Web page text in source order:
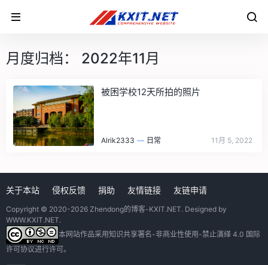
月度归档： 2022年11月
被困学校12天所拍的照片
Alrik2333 — 日常 11月 5, 2022
关于本站 侵权反馈 捐助 友情链接 友链申请
Copyright © 2020-2026 Zhendong的博客-KXIT.NET. Designed by
WWW.KXIT.NET.
本网站作品采用知识共享署名-非商业性使用-禁止演绎 4.0 国际
许可协议进行许可。